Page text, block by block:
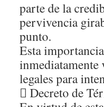
parte de la
pervivencia
punto.
Esta
inmediatamente
legales para
 Decreto de